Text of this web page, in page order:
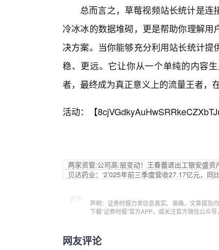
总而言之，草莓视频站长统计是
冷冰冰的数据堆砌，更是帮助你理解
决方案。当你能够充分利用站长统计
稳、更远。它让你从一个单纯的内容
者，最终成为真正意义上的流量王者，
活动：【
两家资管:公司高:层变动！王春蕾退出工银安盛
贝达药业：‘2’025年前三季度营收27.17亿元，同
声明：证券时报力求信息真实、准确，文章提及
下载“证券时报”官方APP，或关注官方微信公众
网友评论